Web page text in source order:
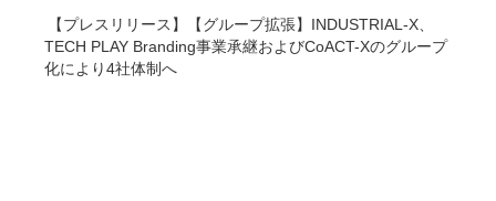
【プレスリリース】【グループ拡張】INDUSTRIAL-X、
TECH PLAY Branding事業承継およびCoACT-Xのグループ
化により4社体制へ